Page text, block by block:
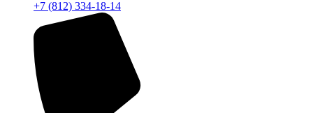
+7 (812) 334-18-14